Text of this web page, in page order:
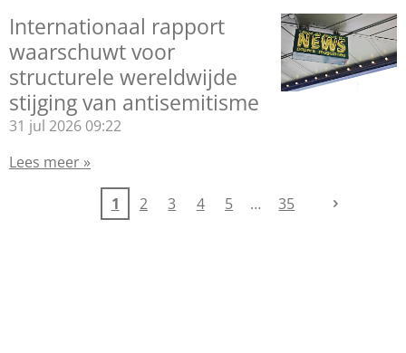
Internationaal rapport
waarschuwt voor
structurele wereldwijde
stijging van antisemitisme
31 jul 2026 09:22
Lees meer »
1 2 3 4 5 35